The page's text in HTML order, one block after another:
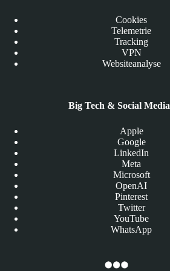
Cookies
Telemetrie
Tracking
VPN
Websiteanalyse
Big Tech & Social Media
Apple
Google
LinkedIn
Meta
Microsoft
OpenAI
Pinterest
Twitter
YouTube
WhatsApp